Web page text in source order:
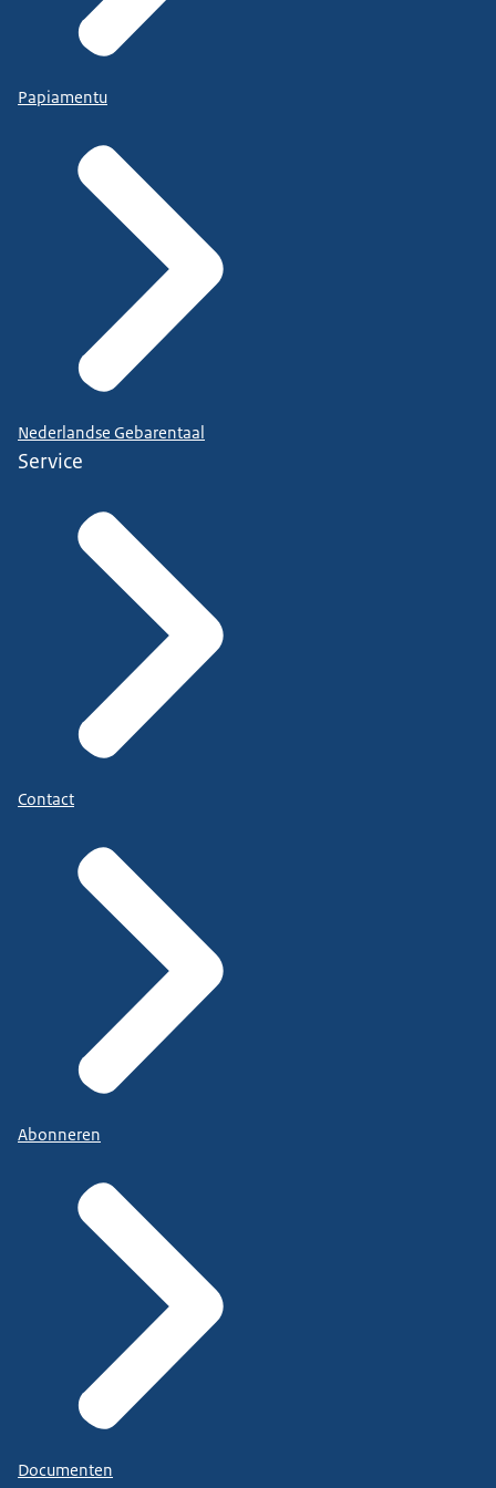
Papiamentu
Nederlandse Gebarentaal
Service
Contact
Abonneren
Documenten